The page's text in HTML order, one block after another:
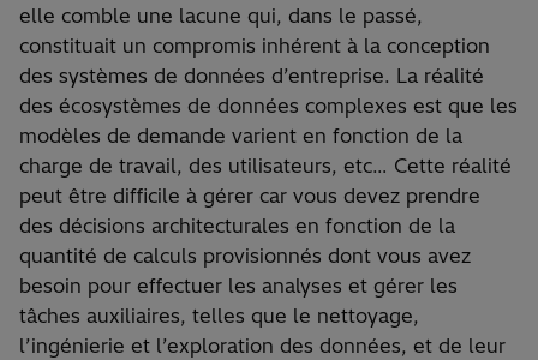
elle comble une lacune qui, dans le passé,
constituait un compromis inhérent à la conception
des systèmes de données d’entreprise. La réalité
des écosystèmes de données complexes est que les
modèles de demande varient en fonction de la
charge de travail, des utilisateurs, etc… Cette réalité
peut être difficile à gérer car vous devez prendre
des décisions architecturales en fonction de la
quantité de calculs provisionnés dont vous avez
besoin pour effectuer les analyses et gérer les
tâches auxiliaires, telles que le nettoyage,
l’ingénierie et l’exploration des données, et de leur